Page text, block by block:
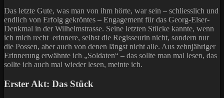
Das letzte Gute, was man von ihm hörte, war sein – schliesslich und
endlich von Erfolg gekröntes – Engagement für das Georg-Elser-
Denkmal in der Wilhelmstrasse. Seine letzten Stücke kannte, wenn
ich mich recht erinnere, selbst die Regisseurin nicht, sondern nur
die Possen, aber auch von denen längst nicht alle. Aus zehnjähriger
Erinnerung erwähnte ich „Soldaten“ – das sollte man mal lesen, das
sollte ich auch mal wieder lesen, meinte ich.
Erster Akt: Das Stück